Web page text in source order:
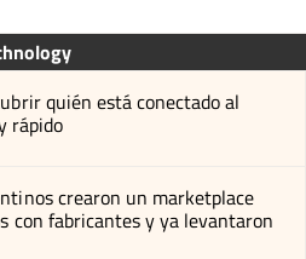
quién está conectado al
rápido
crearon un marketplace
con fabricantes y ya levantaron